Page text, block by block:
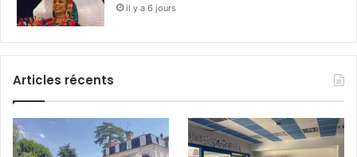
il y a 6 jours
Articles récents